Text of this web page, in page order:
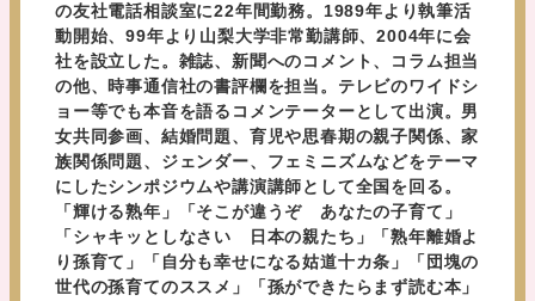
の友社電話相談室に22年間勤務。1989年より執筆活
動開始、99年より山梨大学非常勤講師、2004年に会
社を設立した。雑誌、新聞へのコメント、コラム担当
の他、時事通信社の書評欄を担当。テレビのワイドシ
ョー等でも本音を語るコメンテーターとして出演。男
女共同参画、結婚問題、育児や思春期の親子関係、家
族関係問題、ジェンダー、フェミニズムなどをテーマ
にしたシンポジウムや講演講師として全国を回る。
「輝ける熟年」「そこが違うぞ あなたの子育て」
「シャキッとしなさい 日本の親たち」「熟年離婚よ
り孫育て」「自分も幸せになる姑道十カ条」「団塊の
世代の孫育てのススメ」「孫ができたらまず読む本」